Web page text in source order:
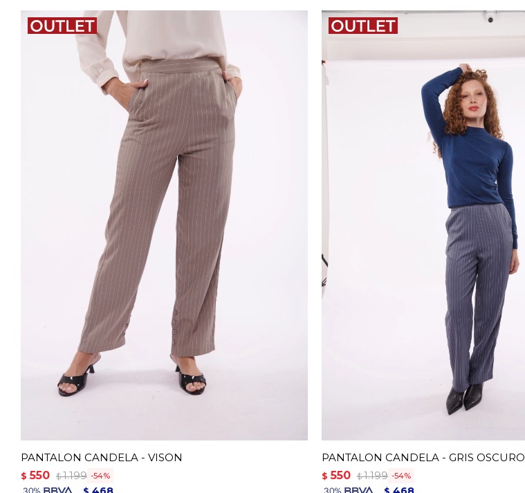
PANTALON CANDELA - VISON
$ 550 $ 1.199 54
PANTALON CANDELA - GRIS OSCURO
$ 550 $ 1.199 54